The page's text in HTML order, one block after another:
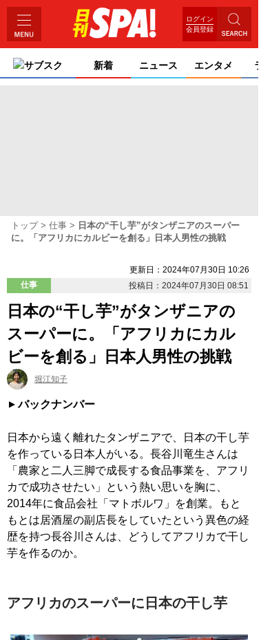
ログイン
会員登録
サブスク 新着 ニュース エンタメ
トップ 仕事
日本の“干し芋”がタンザニアのスーパー
に。「アフリカにカルビーを創る」日本人男性の挑戦
更新日：2024年07月30日 10:26
仕事
投稿日：2024年07月30日 08:51
日本の“干し芋”がタンザニアの
スーパーに。「アフリカにカル
ビーを創る」日本人男性の挑戦
堀江知子
バックナンバー
日本から遠く離れたタンザニアで、日本の干し芋
を作っている日本人がいる。長谷川竜生さんは
「農家と二人三脚で成長する食品事業を、アフリ
カで成功させたい」という熱い思いを胸に、
2014年に食品会社「マトボルワ」を創業。もと
もとは居酒屋の副店長をしていたという異色の経
歴を持つ長谷川さんは、どうしてアフリカで干し
芋を作るのか。
アフリカのスーパーに日本の干し芋